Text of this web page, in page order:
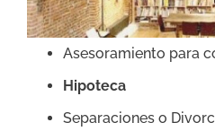
Asesoramiento para
Hipoteca
Separaciones o